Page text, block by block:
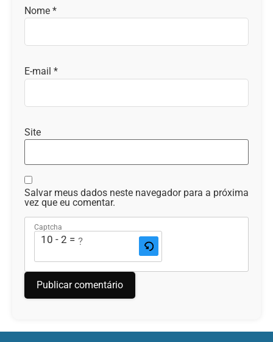
Nome *
E-mail *
Site
Salvar meus dados neste navegador para a próxima
vez que eu comentar.
Captcha
10 - 2 = ?